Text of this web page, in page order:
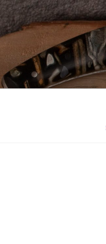
Aller
au
contenu
principal